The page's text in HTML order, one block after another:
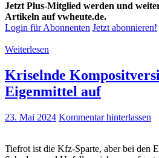
Jetzt Plus-Mitglied werden und
Artikeln auf vwheute.de.
Login für Abonnenten Jetzt abonnieren!
Weiterlesen
Kriselnde
Eigenmittel auf
23. Mai 2024 Kommentar hinterlassen
Tiefrot ist die Kfz-Sparte, aber bei den